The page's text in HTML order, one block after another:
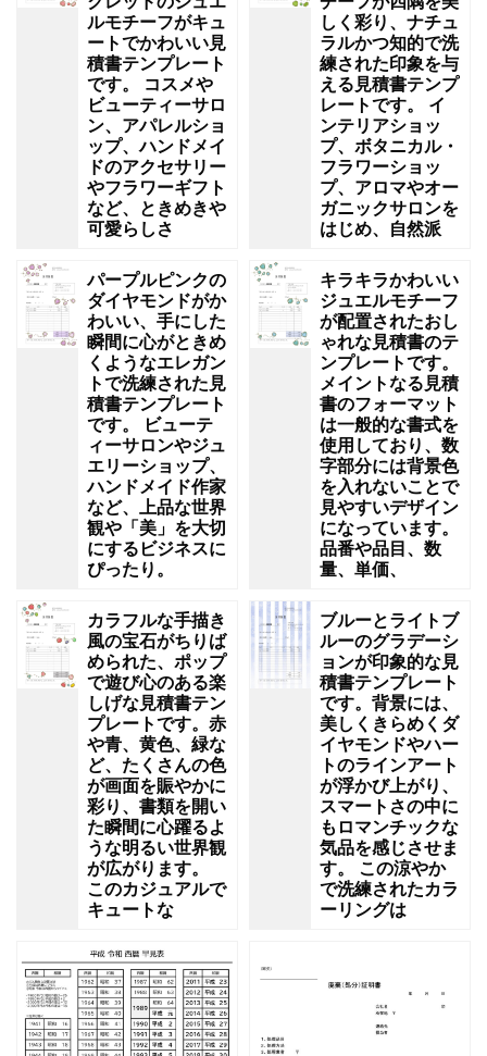
ルモチーフがキュ
ートでかわいい見
積書テンプレート
です。 コスメや
ビューティーサロ
ン、アパレルショ
ップ、ハンドメイ
ドのアクセサリー
やフラワーギフト
など、ときめきや
可愛らしさ
しく彩り、ナチュ
ラルかつ知的で洗
練された印象を与
える見積書テンプ
レートです。 イ
ンテリアショッ
プ、ボタニカル・
フラワーショッ
プ、アロマやオー
ガニックサロンを
はじめ、自然派
パープルピンクの
ダイヤモンドがか
わいい、手にした
瞬間に心がときめ
くようなエレガン
トで洗練された見
積書テンプレート
です。 ビューテ
ィーサロンやジュ
エリーショップ、
ハンドメイド作家
など、上品な世界
観や「美」を大切
にするビジネスに
ぴったり。
キラキラかわいい
ジュエルモチーフ
が配置されたおし
ゃれな見積書のテ
ンプレートです。
メイントなる見積
書のフォーマット
は一般的な書式を
使用しており、数
字部分には背景色
を入れないことで
見やすいデザイン
になっています。
品番や品目、数
量、単価、
カラフルな手描き
風の宝石がちりば
められた、ポップ
で遊び心のある楽
しげな見積書テン
プレートです。赤
や青、黄色、緑な
ど、たくさんの色
が画面を賑やかに
彩り、書類を開い
た瞬間に心躍るよ
うな明るい世界観
が広がります。
このカジュアルで
キュートな
ブルーとライトブ
ルーのグラデーシ
ョンが印象的な見
積書テンプレート
です。背景には、
美しくきらめくダ
イヤモンドやハー
トのラインアート
が浮かび上がり、
スマートさの中に
もロマンチックな
気品を感じさせま
す。 この涼やか
で洗練されたカラ
ーリングは